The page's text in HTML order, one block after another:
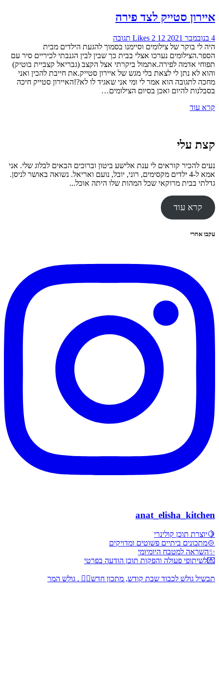
איירון סטייק לצד פירה
4 בנובמבר 2021 12
Likes 2
תגובה
היה לי בוקר של צילומים וסיימנו בסמוך להגעת הילדים מבית
הספר.הצילומים נערכו אצלי בבית כך שבין לבין הגנבתי לכיריים סיר עם
תפוחי אדמה לפירה.אתמול ביקרתי אצל הקצב (גבריאל קצביית בוטיק)
והוא לא נתן לי לצאת בלי מגש של איירון סטייק.את חייבת להכין ואני
מחכה לתגובה הוא אמר לי ומי אני שאגיד לו לא?!האיירון סטייק חיכה
בסבלנות להיום ואכן בסיום הצילומים…
קרא עוד
קצת עלי
נעים להכיר קוראים לי ענת אלישע ביטון וברוכים הבאים לבלוג שלי. אני
אמא ל-4 ילדים מקסימים, רוני, יובל, נועם ואריאל. נשואה באושר לניסן.
גדלתי בבית מרוקאי שכל המהות שלו היתה אוכל...
קרא עוד
עקבו אחרי
anat_elisha_kitchen
🍋יוצרת תוכן קולינרי
🍲מתכונים ביתיים פשוטים ומדויקים
✨השראה למטבח היומיומי
💌לשיתופי פעולה והפקות תוכן הודעה בפרטי
תבשיל גולש לכבוד שבת קודש, מתכון חדש👇🏻 . גולש המר